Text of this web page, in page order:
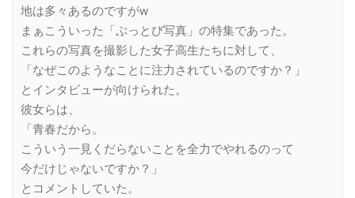
地は多々あるのですがw
まぁこういった「ぶっとび写真」の特集であった。
これらの写真を撮影した女子高生たちに対して、
「なぜこのようなことに注力されているのですか？」
とインタビューが向けられた。
彼女らは、
「青春だから。
こういう一見くだらないことを全力でやれるのって
今だけじゃないですか？」
とコメントしていた。